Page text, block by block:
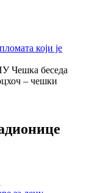
Чешка беседа
– чешки